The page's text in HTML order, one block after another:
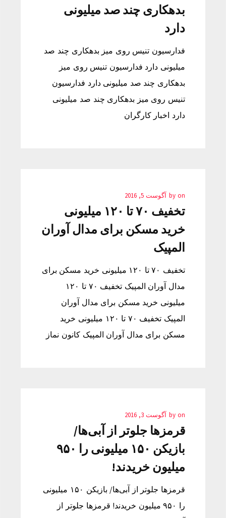
بدهکاری چند صد میلیونی
دارد
فدارسیون تنیس روی میز بدهکاری چند صد
میلیونی دارد فدارسیون تنیس روی میز
بدهکاری چند صد میلیونی دارد فدارسیون
تنیس روی میز بدهکاری چند صد میلیونی
دارد اخبار کارگران
by on آگوست 5, 2016
تخفیف ۷۰ تا ۱۲۰ میلیونی
خرید مسکن برای مدال آوران
المپیک
تخفیف ۷۰ تا ۱۲۰ میلیونی خرید مسکن برای
مدال آوران المپیک تخفیف ۷۰ تا ۱۲۰
میلیونی خرید مسکن برای مدال آوران
المپیک تخفیف ۷۰ تا ۱۲۰ میلیونی خرید
مسکن برای مدال آوران المپیک کانون نماز
by on آگوست 3, 2016
قرمزها جلوتر از آبی‌ها/
بازیکن ۱۵۰ میلیونی را ۹۵۰
میلیون خریدند!
قرمزها جلوتر از آبی‌ها/ بازیکن ۱۵۰ میلیونی
را ۹۵۰ میلیون خریدند! قرمزها جلوتر از